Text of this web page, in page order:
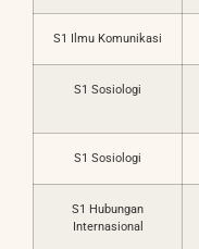
S1 Ilmu Komunikasi
S1 Sosiologi
S1 Sosiologi
S1 Hubungan
Internasional